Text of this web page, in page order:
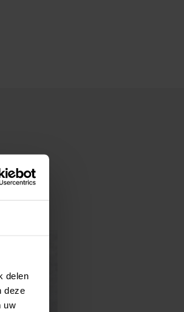
delen
deze
uw